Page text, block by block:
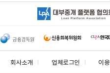
회사소개 업체로그인 이